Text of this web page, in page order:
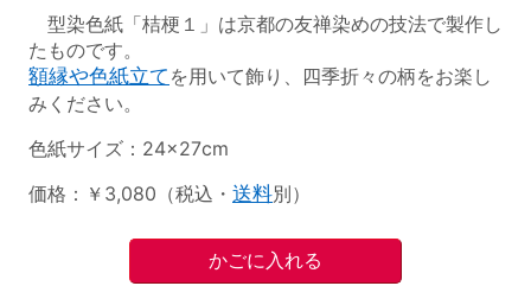
型染色紙「桔梗１」は京都の友禅染めの技法で製作し
たものです。
額縁や色紙立て を用いて飾り、四季折々の柄をお楽し
みください。
色紙サイズ：24×27cm
価格：￥3,080（税込・ 送料別）